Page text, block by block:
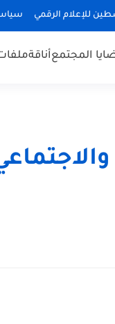
للإعلام الرقمي
المجتمعأناقة